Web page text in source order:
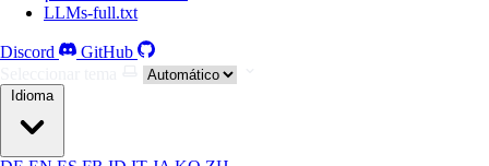
LLMs-full.txt
Discord
GitHub
Idioma